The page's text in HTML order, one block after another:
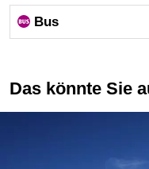
Bus
Das könnte Sie